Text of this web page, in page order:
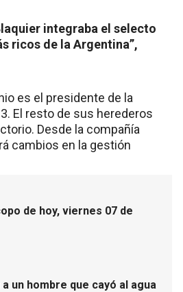
integraba el selecto
ricos de la Argentina”,
es el presidente de la
El resto de sus herederos
Desde la compañía
cambios en la gestión
de hoy, viernes 07 de
a un hombre que cayó al agua